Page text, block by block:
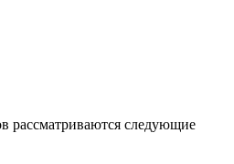
рассматриваются следующие